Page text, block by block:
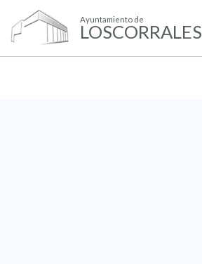
Ayuntamiento de
LOSCORRALES